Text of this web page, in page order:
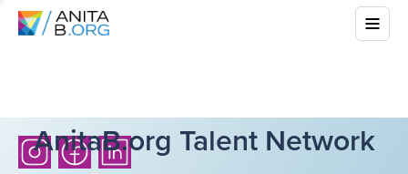
AnitaB.org Talent Network